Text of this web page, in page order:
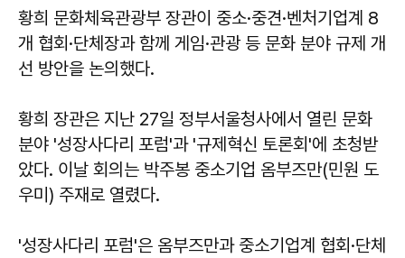
황희 문화체육관광부 장관이 중소·중견·벤처기업계 8
개 협회·단체장과 함께 게임·관광 등 문화 분야 규제 개
선 방안을 논의했다.
황희 장관은 지난 27일 정부서울청사에서 열린 문화
분야 '성장사다리 포럼'과 '규제혁신 토론회'에 초청받
았다. 이날 회의는 박주봉 중소기업 옴부즈만(민원 도
우미) 주재로 열렸다.
'성장사다리 포럼'은 옴부즈만과 중소기업계 협회·단체